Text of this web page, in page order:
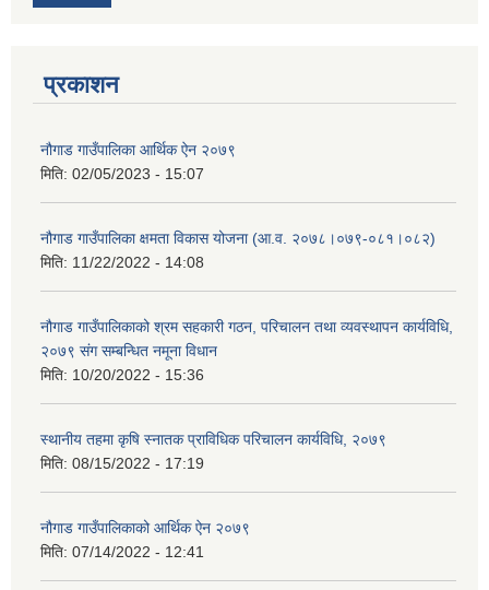
प्रकाशन
नौगाड गाउँपालिका आर्थिक ऐन २०७९
मिति: 02/05/2023 - 15:07
नौगाड गाउँपालिका क्षमता विकास योजना (आ.व. २०७८।०७९-०८१।०८२)
मिति: 11/22/2022 - 14:08
नौगाड गाउँपालिकाको श्रम सहकारी गठन, परिचालन तथा व्यवस्थापन कार्यविधि,
२०७९ संग सम्बन्धित नमूना विधान
मिति: 10/20/2022 - 15:36
स्थानीय तहमा कृषि स्नातक प्राविधिक परिचालन कार्यविधि, २०७९
मिति: 08/15/2022 - 17:19
नौगाड गाउँपालिकाको आर्थिक ऐन २०७९
मिति: 07/14/2022 - 12:41